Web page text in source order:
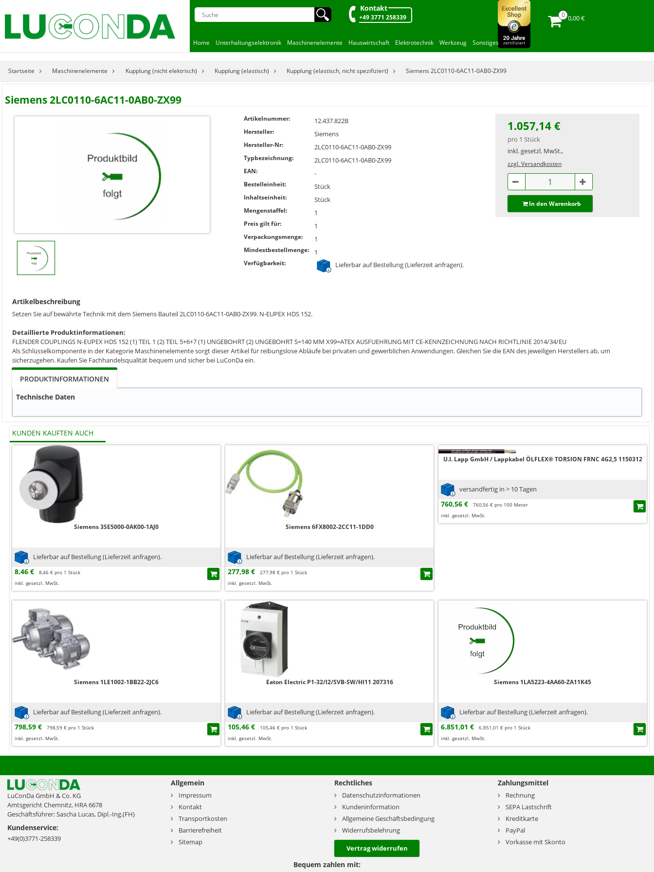
🔍︎ Kontakt
+49 3771 258339 0,00 €
Home Unterhaltungselektronik Maschinenelemente Hauswirtschaft Elektrotechnik Werkzeug Sonstiges
Startseite Maschinenelemente Kupplung (nicht elektrisch) Kupplung (elastisch) Kupplung (elastisch, nicht spezifiziert) Siemens 2LC0110-6AC11-0AB0-ZX99
Siemens 2LC0110-6AC11-0AB0-ZX99
Artikelnummer: 12.437.822B
Hersteller: Siemens
Hersteller-Nr: 2LC0110-6AC11-0AB0-ZX99
Typbezeichnung: 2LC0110-6AC11-0AB0-ZX99
EAN: -
Bestelleinheit: Stück
Inhaltseinheit: Stück
Mengenstaffel: 1
Preis gilt für: 1
Verpackungsmenge: 1
Mindestbestellmenge: 1
Verfügbarkeit: Lieferbar auf Bestellung (Lieferzeit anfragen).
1.057,14 €
pro 1 Stück
inkl. gesetzl. MwSt.,
zzgl. Versandkosten
In den Warenkorb
Artikelbeschreibung
Setzen Sie auf bewährte Technik mit dem Siemens Bauteil 2LC0110-6AC11-0AB0-ZX99. N-EUPEX HDS 152.
Detaillierte Produktinformationen:
FLENDER COUPLINGS N-EUPEX HDS 152 (1) TEIL 1 (2) TEIL 5+6+7 (1) UNGEBOHRT (2) UNGEBOHRT S=140 MM X99=ATEX AUSFUEHRUNG MIT CE-KENNZEICHNUNG NACH RICHTLINIE 2014/34/EU
Als Schlüsselkomponente in der Kategorie Maschinenelemente sorgt dieser Artikel für reibungslose Abläufe bei privaten und gewerblichen Anwendungen. Gleichen Sie die EAN des jeweiligen Herstellers ab, um
sicherzugehen. Kaufen Sie Fachhandelsqualität bequem und sicher bei LuConDa ein.
PRODUKTINFORMATIONEN
Technische Daten
KUNDEN KAUFTEN AUCH
Siemens 3SE5000-0AK00-1AJ0
Lieferbar auf Bestellung (Lieferzeit anfragen).
8,46 €
8,46 € pro 1 Stück
inkl. gesetzl. MwSt.
Siemens 6FX8002-2CC11-1DD0
Lieferbar auf Bestellung (Lieferzeit anfragen).
277,98 €
277,98 € pro 1 Stück
inkl. gesetzl. MwSt.
U.I. Lapp GmbH / Lappkabel ÖLFLEX® TORSION FRNC 4G2,5 1150312
versandfertig in > 10 Tagen
760,56 €
760,56 € pro 100 Meter
inkl. gesetzl. MwSt.
Siemens 1LE1002-1BB22-2JC6
Lieferbar auf Bestellung (Lieferzeit anfragen).
798,59 €
798,59 € pro 1 Stück
inkl. gesetzl. MwSt.
Eaton Electric P1-32/I2/SVB-SW/HI11 207316
Lieferbar auf Bestellung (Lieferzeit anfragen).
105,46 €
105,46 € pro 1 Stück
inkl. gesetzl. MwSt.
Siemens 1LA5223-4AA60-ZA11K45
Lieferbar auf Bestellung (Lieferzeit anfragen).
6.851,01 €
6.851,01 € pro 1 Stück
inkl. gesetzl. MwSt.
LuConDa GmbH & Co. KG
Amtsgericht Chemnitz, HRA 6678
Geschäftsführer: Sascha Lucas, Dipl.-Ing.(FH)
Kundenservice:
+49(0)3771-258339
Allgemein
Impressum
Kontakt
Transportkosten
Barrierefreiheit
Sitemap
Rechtliches
Datenschutzinformationen
Kundeninformation
Allgemeine Geschäftsbedingung
Widerrufsbelehrung
Vertrag widerrufen
Zahlungsmittel
Rechnung
SEPA Lastschrift
Kreditkarte
PayPal
Vorkasse mit Skonto
Bequem zahlen mit: